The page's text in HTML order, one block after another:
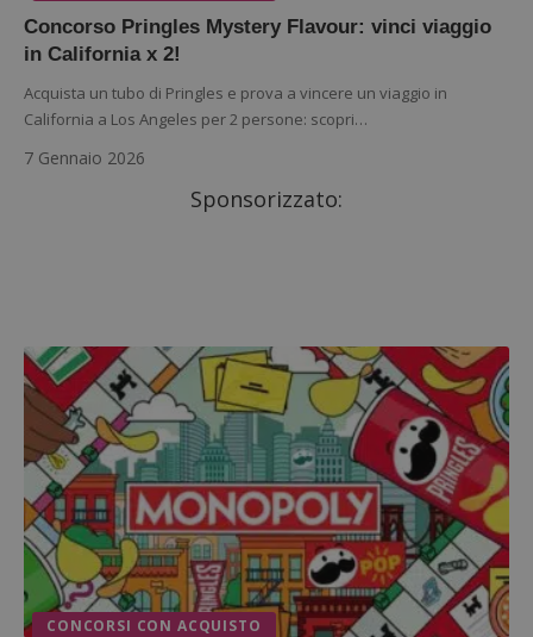
Concorso Pringles Mystery Flavour: vinci viaggio
in California x 2!
Acquista un tubo di Pringles e prova a vincere un viaggio in
California a Los Angeles per 2 persone: scopri…
7 Gennaio 2026
Sponsorizzato:
CONCORSI CON ACQUISTO